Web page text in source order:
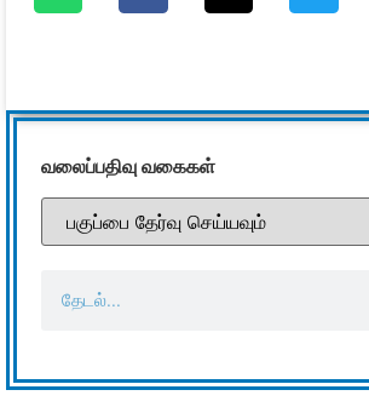
வலைப்பதிவு வகைகள்